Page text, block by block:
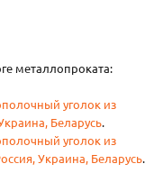
металлопроката:
уголок из
Беларусь.
уголок из
Украина, Беларусь.